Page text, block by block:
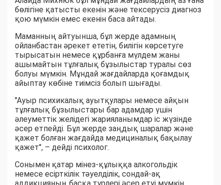
бөлігіне қатысты екенін және тексерусіз диагноз
қою мүмкін емес екенін баса айтады.
Маманның айтуынша, бұл жерде адамның
ойланбастан әрекет ететін, билігін көрсетуге
тырысатын немесе құрбанға мүлдем жаны
ашымайтын тұлғалық бұзылыстар туралы сөз
болуы мүмкін. Мұндай жағдайларда қоғамдық
айыптау көбіне тиімсіз болып шығады.
"Ауыр психикалық ауытқулары немесе айқын
тұлғалық бұзылыстары бар адамдар үшін
әлеуметтік желідегі жарияланымдар іс жүзінде
әсер етпейді. Бұл жерде заңдық шаралар және
қажет болған жағдайда медициналық бақылау
қажет", – дейді психолог.
Сонымен қатар мінез-құлыққа алкогольдік
немесе есірткілік тәуелділік, сондай-ақ